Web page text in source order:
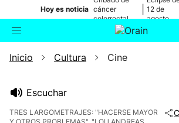
Hoy es noticia cáncer
colorrectal
12 de
agosto
Buscador Actualidad
Inicio Cultura Cine
Escuchar
TRES LARGOMETRAJES: "HACERSE MAYOR